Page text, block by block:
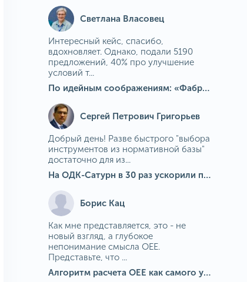
Светлана Власовец
Интересный кейс, спасибо,
вдохновляет. Однако, подали 5190
предложений, 40% про улучшение
условий т...
По идейным соображениям: «Фабрика идей» на МГОКе
Сергей Петрович Григорьев
Добрый день! Разве быстрого "выбора
инструментов из нормативной базы"
достаточно для из...
На ОДК-Сатурн в 30 раз ускорили подбор средств измерения для контроля качества продукции
Борис Кац
Как мне представляется, это - не
новый взгляд, а глубокое
непонимание смысла OEE.
Представьте, что ...
Алгоритм расчета ОЕЕ как самого универсального и современного показателя эффективности оборудования в мире